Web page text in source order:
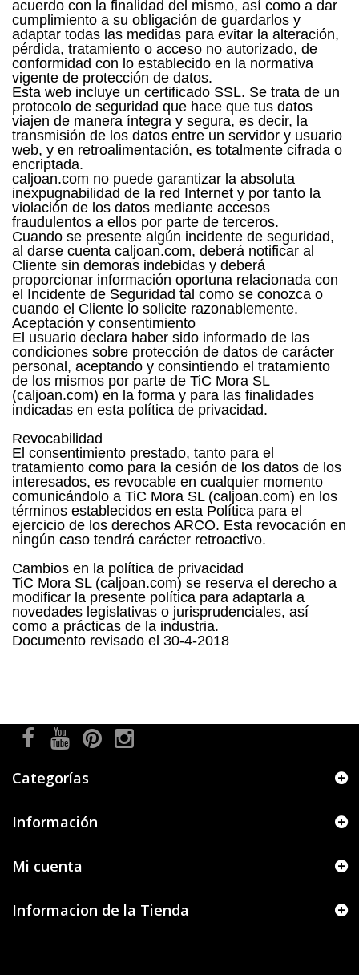
acuerdo con la finalidad del mismo, así como a dar
cumplimiento a su obligación de guardarlos y
adaptar todas las medidas para evitar la alteración,
pérdida, tratamiento o acceso no autorizado, de
conformidad con lo establecido en la normativa
vigente de protección de datos.
Esta web incluye un certificado SSL. Se trata de un
protocolo de seguridad que hace que tus datos
viajen de manera íntegra y segura, es decir, la
transmisión de los datos entre un servidor y usuario
web, y en retroalimentación, es totalmente cifrada o
encriptada.
caljoan.com no puede garantizar la absoluta
inexpugnabilidad de la red Internet y por tanto la
violación de los datos mediante accesos
fraudulentos a ellos por parte de terceros.
Cuando se presente algún incidente de seguridad,
al darse cuenta caljoan.com, deberá notificar al
Cliente sin demoras indebidas y deberá
proporcionar información oportuna relacionada con
el Incidente de Seguridad tal como se conozca o
cuando el Cliente lo solicite razonablemente.
Aceptación y consentimiento
El usuario declara haber sido informado de las
condiciones sobre protección de datos de carácter
personal, aceptando y consintiendo el tratamiento
de los mismos por parte de TiC Mora SL
(caljoan.com) en la forma y para las finalidades
indicadas en esta política de privacidad.
Revocabilidad
El consentimiento prestado, tanto para el
tratamiento como para la cesión de los datos de los
interesados, es revocable en cualquier momento
comunicándolo a TiC Mora SL (caljoan.com) en los
términos establecidos en esta Política para el
ejercicio de los derechos ARCO. Esta revocación en
ningún caso tendrá carácter retroactivo.
Cambios en la política de privacidad
TiC Mora SL (caljoan.com) se reserva el derecho a
modificar la presente política para adaptarla a
novedades legislativas o jurisprudenciales, así
como a prácticas de la industria.
Documento revisado el 30-4-2018
Categorías
Información
Mi cuenta
Informacion de la Tienda